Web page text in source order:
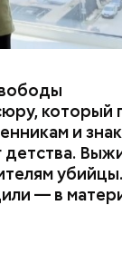
который
и
детства.
— в